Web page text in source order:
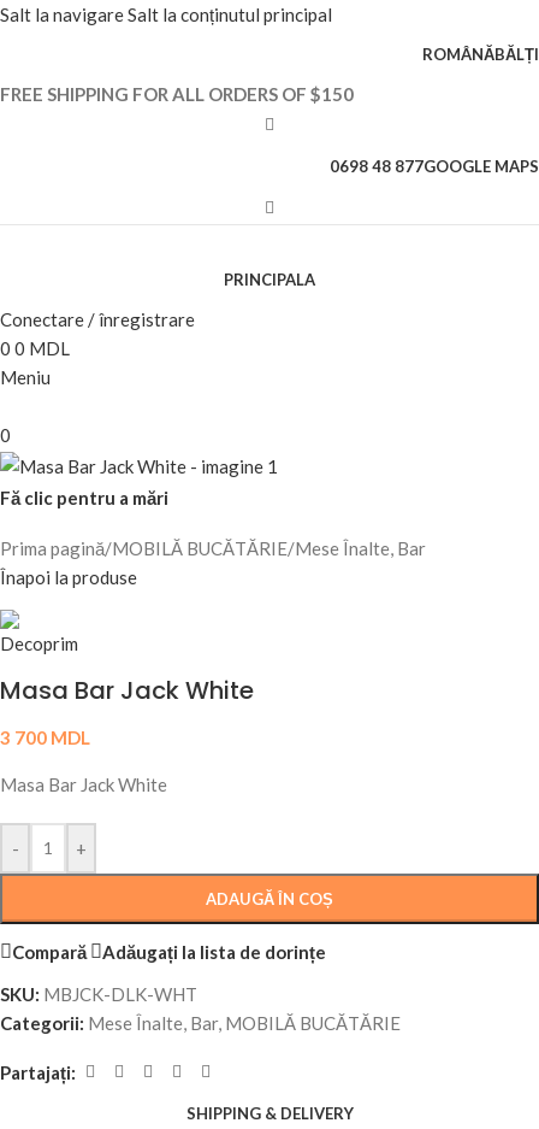
Salt la navigareSalt la conținutul principal
ROMÂNĂBĂLȚI
FREE SHIPPING FOR ALL ORDERS OF $150
0698 48 877GOOGLE MAPS
PRINCIPALA
Conectare / înregistrare
0 0 MDL
Meniu
0
Fă clic pentru a mări
Prima pagină/MOBILĂ BUCĂTĂRIE/Mese Înalte, Bar
Înapoi la produse
Masa Bar Jack White
3 700 MDL
Masa Bar Jack White
- +
ADAUGĂ ÎN COȘ
Compară
Adăugați la lista de dorințe
SKU: MBJCK-DLK-WHT
Categorii: Mese Înalte, Bar, MOBILĂ BUCĂTĂRIE
Partajați:
SHIPPING & DELIVERY